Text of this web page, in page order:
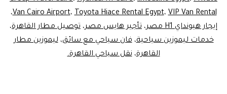
H1
Rental
Egypt
Van Cairo Airport،Toyota Hiace Rental Egypt،VIP Van Rental
،
إيجار هيونداي H1 مصر
، تأجير هايس مصر، توصيل مطار القاهرة،
خدمات ليموزين سياحية،فان سياحي مع سائق،ليموزين مطار
القاهرة،نقل سياحي القاهرة.